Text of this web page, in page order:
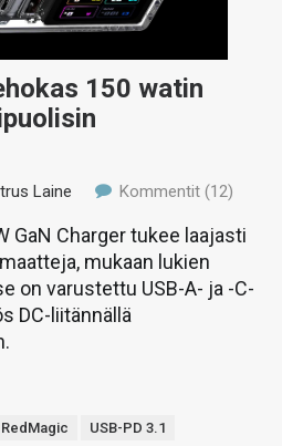
150 watin
Laine Kommentit (12)
GaN Charger tukee laajasti
mukaan lukien
on varustettu USB-A- ja -C-
DC-liitännällä
RedMagic USB-PD 3.1